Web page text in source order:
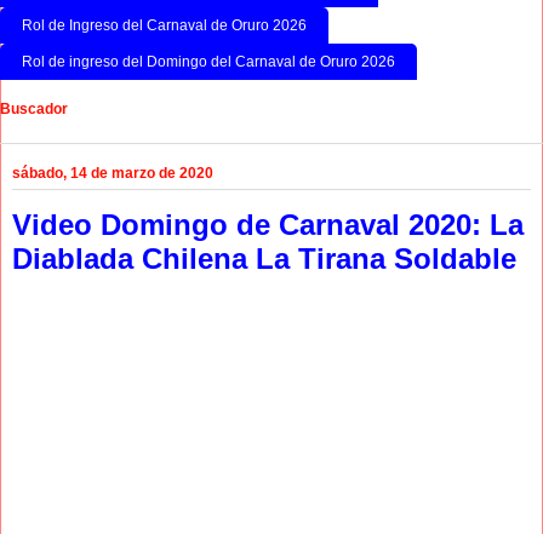
Rol de Ingreso del Carnaval de Oruro 2026
Rol de ingreso del Domingo del Carnaval de Oruro 2026
Buscador
sábado, 14 de marzo de 2020
Video Domingo de Carnaval 2020: La
Diablada Chilena La Tirana Soldable